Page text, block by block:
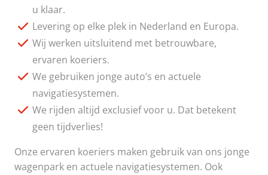
u klaar.
Levering op elke plek in Nederland en Europa.
Wij werken uitsluitend met betrouwbare,
ervaren koeriers.
We gebruiken jonge auto’s en actuele
navigatiesystemen.
We rijden altijd exclusief voor u. Dat betekent
geen tijdverlies!
Onze ervaren koeriers maken gebruik van ons jonge
wagenpark en actuele navigatiesystemen. Ook